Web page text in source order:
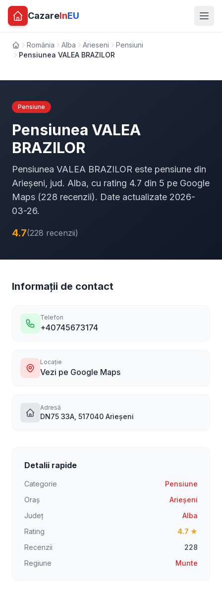
CazareInEU
AcasăRomânia Alba Arieseni
Pensiuni
Pensiunea VALEA BRAZILOR
Pensiune
Pensiunea VALEA
BRAZILOR
Pensiunea VALEA BRAZILOR este pensiune din
Arieșeni, jud. Alba, cu rating 4.7 din 5 pe Google
Maps (228 recenzii). Date actualizate 2026-
03-26.
4.7(228 recenzii)
Informații de contact
Telefon
+40745673174
Locație
Vezi pe Google Maps
Adresă
DN75 33A, 517040 Arieșeni
Detalii rapide
Categorie
Pensiune
Oraș
Arieșeni
Județ
Alba
Rating
4.7 ★
Recenzii
228
Regiune
Munte